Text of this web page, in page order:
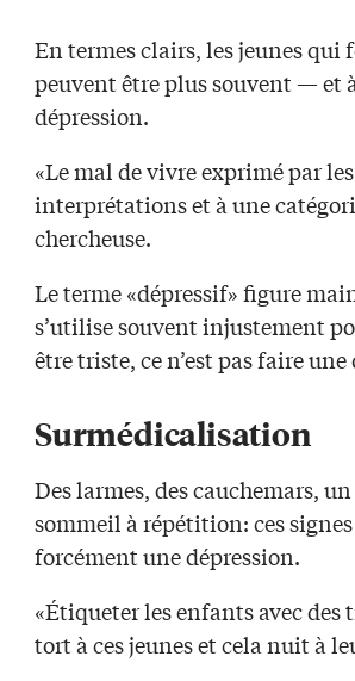
En termes clairs, les jeunes qui
peuvent être plus souvent — et
dépression.
«Le mal de vivre exprimé par
interprétations et à une
chercheuse.
Le terme «dépressif» figure
s’utilise souvent injustement
être triste, ce n’est pas faire
Surmédicalisation
Des larmes, des cauchemars,
sommeil à répétition: ces
forcément une dépression.
«Étiqueter les enfants avec des
tort à ces jeunes et cela nuit à